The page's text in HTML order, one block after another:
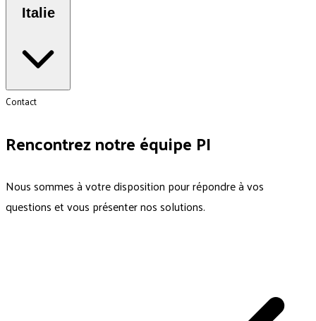
Italie
Contact
Rencontrez notre équipe PI
Nous sommes à votre disposition pour répondre à vos
questions et vous présenter nos solutions.